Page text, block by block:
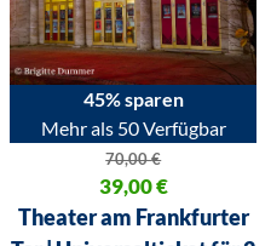
€
45% sparen
Mehr als 50 Verfügbar
70,00€
Ursprünglicher Preis war:
39,00€
Aktueller Preis ist: 39,00 €.
Theater am Frankfurter